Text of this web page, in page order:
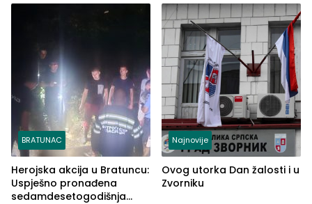
rješenje
BRATUNAC
Herojska akcija u Bratuncu:
Uspješno pronađena
sedamdesetogodišnja
Najnovije
Ovog utorka Dan žalosti i u
Zvorniku